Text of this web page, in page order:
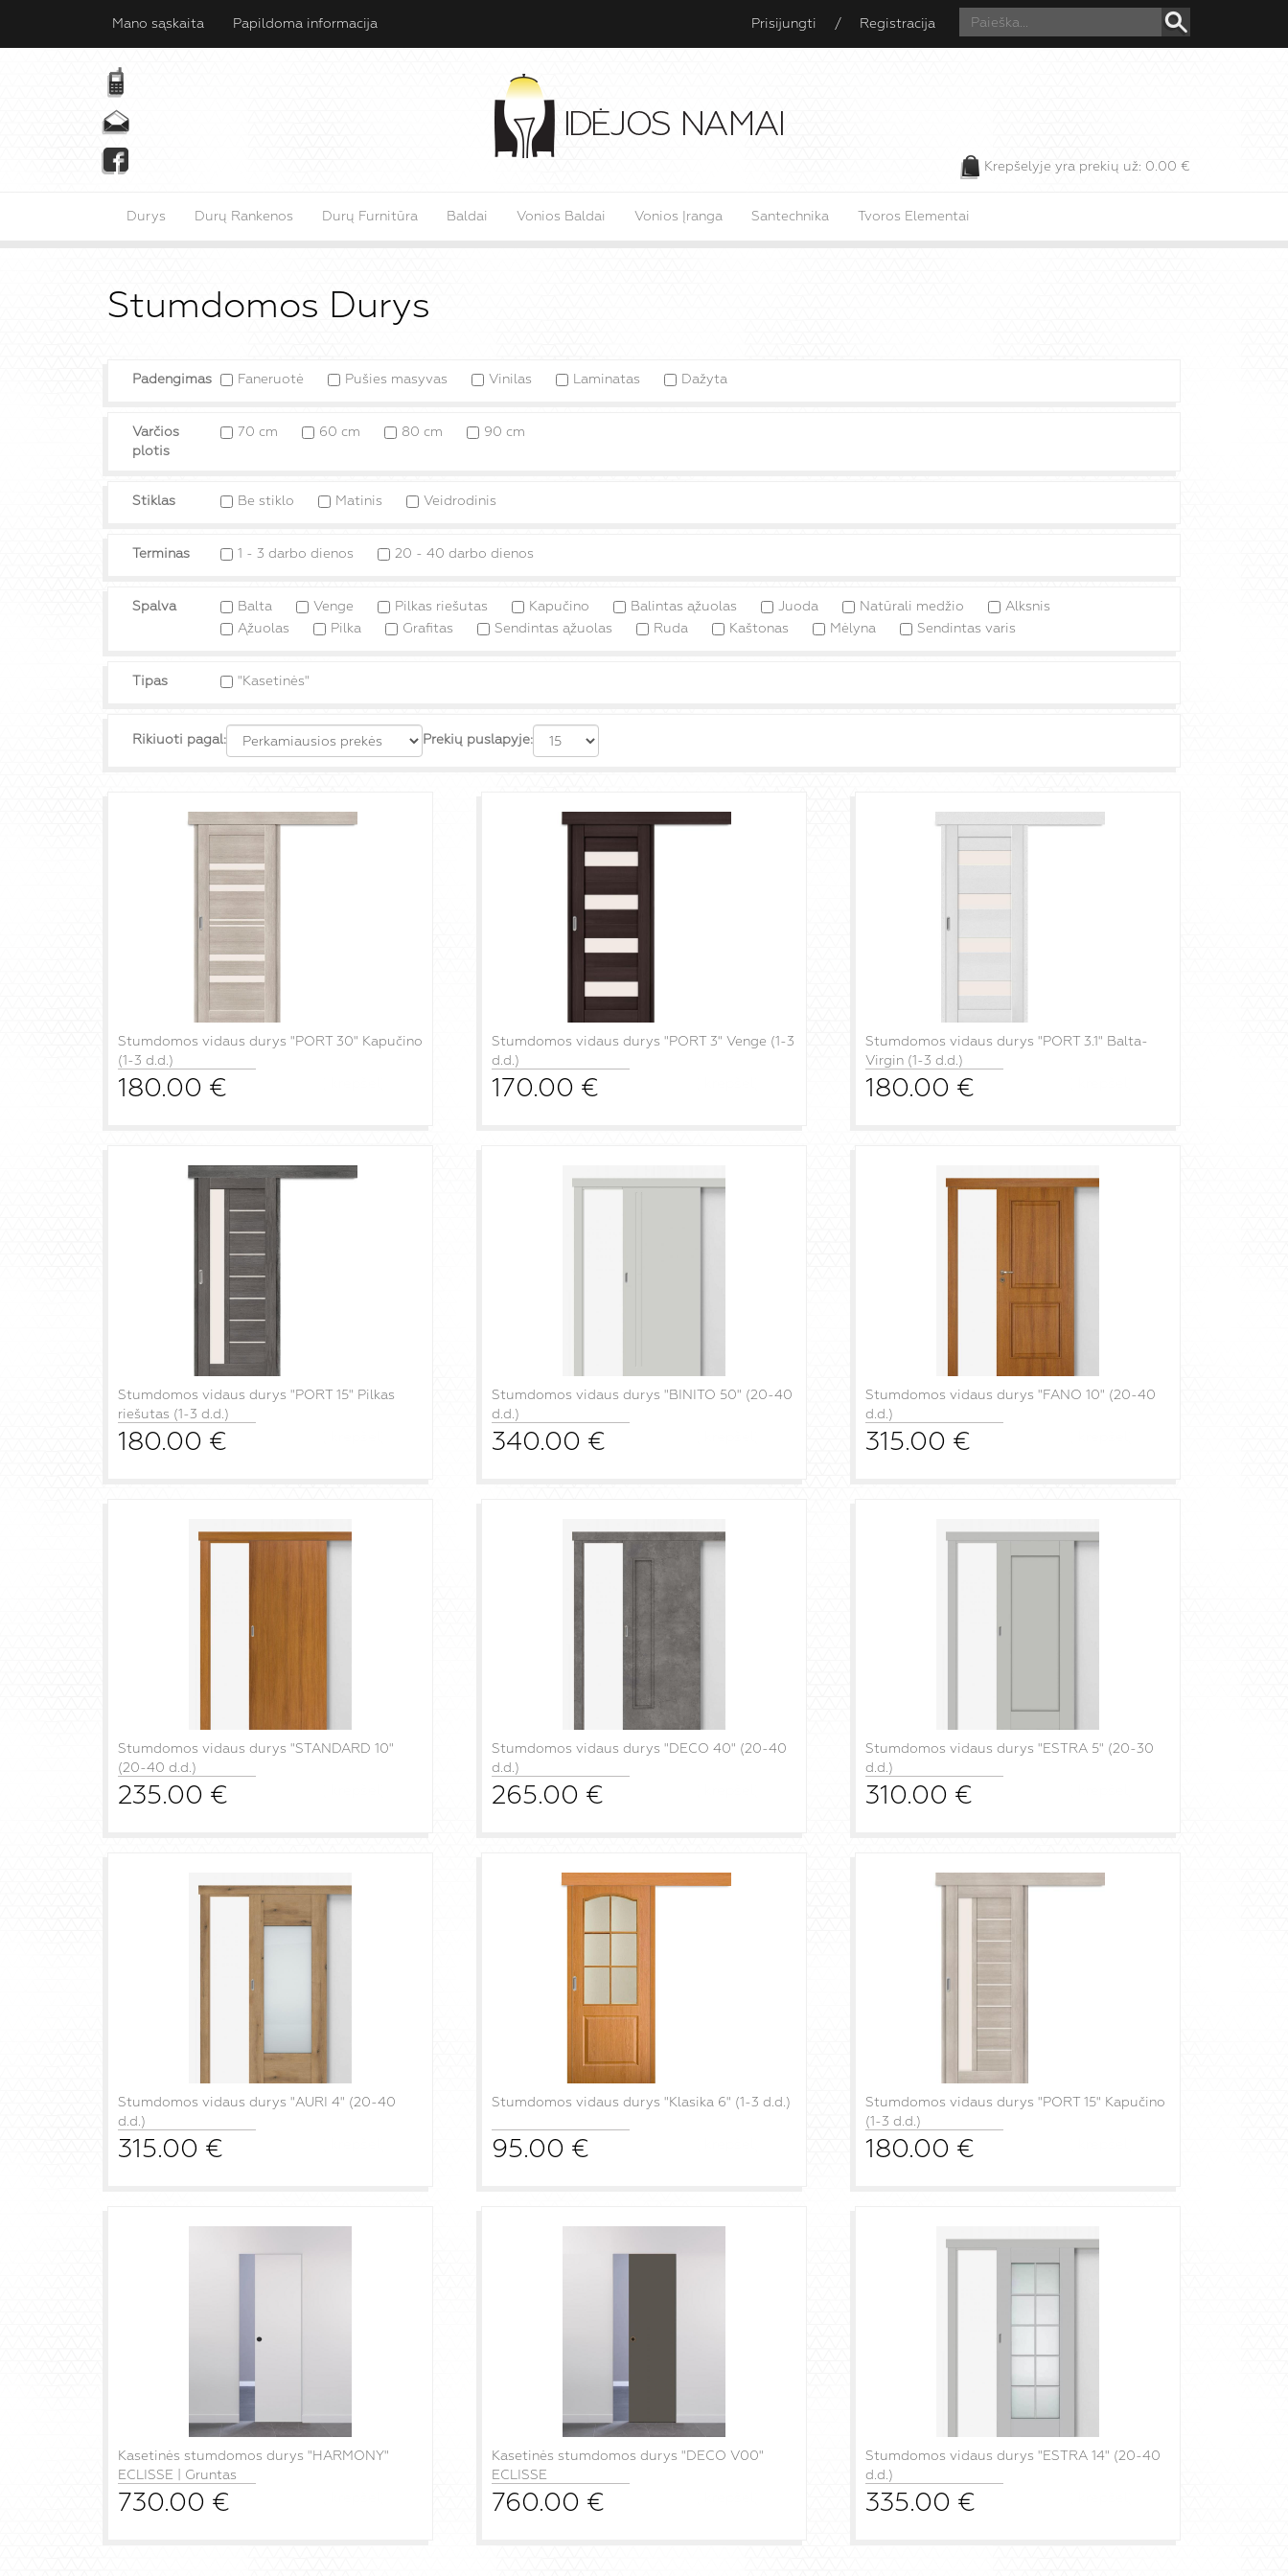
Mano sąskaita Papildoma informacija Prisijungti / Registracija
Krepšelyje yra prekių už: 0.00 €
Durys Durų Rankenos Durų Furnitūra Baldai Vonios Baldai Vonios Įranga Santechnika Tvoros Elementai
Stumdomos Durys
Padengimas Faneruotė Pušies masyvas Vinilas Laminatas Dažyta
Varčios
plotis
70 cm 60 cm 80 cm 90 cm
Stiklas Be stiklo Matinis Veidrodinis
Terminas 1 - 3 darbo dienos 20 - 40 darbo dienos
Spalva Balta Venge Pilkas riešutas Kapučino Balintas ąžuolas Juoda Natūrali medžio
Alksnis
Ąžuolas
Pilka Grafitas Sendintas ąžuolas Ruda Kaštonas Mėlyna Sendintas varis
Tipas "Kasetinės"
Rikiuoti pagal: Prekių puslapyje:
Stumdomos vidaus durys "PORT 30" Kapučino
(1-3 d.d.)
180.00 €
Stumdomos vidaus durys "PORT 3" Venge (1-3
d.d.)
170.00 €
Stumdomos vidaus durys "PORT 3.1" Balta-
Virgin (1-3 d.d.)
180.00 €
Stumdomos vidaus durys "PORT 15" Pilkas
riešutas (1-3 d.d.)
180.00 €
Stumdomos vidaus durys "BINITO 50" (20-40
d.d.)
340.00 €
Stumdomos vidaus durys "FANO 10" (20-40
d.d.)
315.00 €
Stumdomos vidaus durys "STANDARD 10"
(20-40 d.d.)
235.00 €
Stumdomos vidaus durys "DECO 40" (20-40
d.d.)
265.00 €
Stumdomos vidaus durys "ESTRA 5" (20-30
d.d.)
310.00 €
Stumdomos vidaus durys "AURI 4" (20-40
d.d.)
315.00 €
Stumdomos vidaus durys "Klasika 6" (1-3 d.d.)
95.00 €
Stumdomos vidaus durys "PORT 15" Kapučino
(1-3 d.d.)
180.00 €
Kasetinės stumdomos durys "HARMONY"
ECLISSE | Gruntas
730.00 €
Kasetinės stumdomos durys "DECO V00"
ECLISSE
760.00 €
Stumdomos vidaus durys "ESTRA 14" (20-40
d.d.)
335.00 €